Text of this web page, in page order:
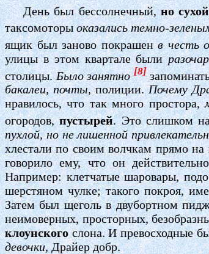
День был бессолнечный,но сухой
таксомоторыоказались темно-
ящик был заново покрашенв честь
улицы в этом квартале были
столицы.Было занятно[8]
бакалеи, почты,полиции.Почему
нравилось, что так много простора,
огородов,пустырей. Это слишком
пухлой, но не лишенной
хлестали по своим волчкам прямо
говорило ему, что он
Например: клетчатые шаровары,
шерстяном чулке; такого покроя,
Затем был щеголь в двубортном
неимоверных, просторных,
клоунского слона. И превосходные
девочки,Драйер добр.